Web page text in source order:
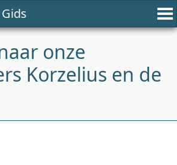
onze
Korzelius en de